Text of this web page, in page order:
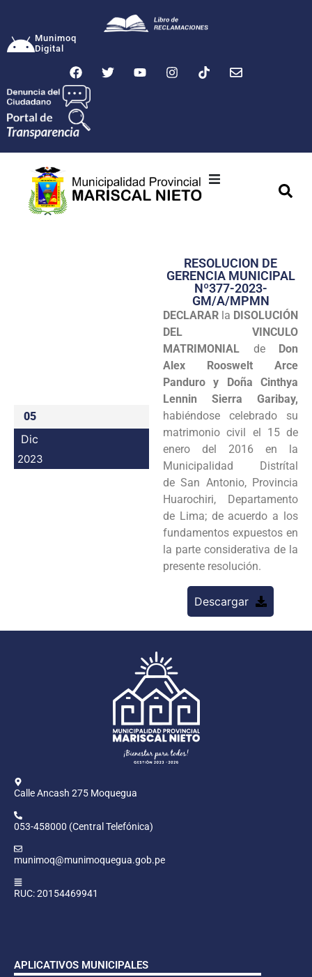
Munimoq
Digital
Transparencia
Seguridad
Programas
Intranet
05
Dic
2023
RESOLUCION DE
GERENCIA MUNICIPAL
Nº377-2023-
GM/A/MPMN
DECLARAR la DISOLUCIÓN
DEL VINCULO
MATRIMONIAL de Don
Alex Rooswelt Arce
Panduro y Doña Cinthya
Lennin Sierra Garibay,
habiéndose celebrado su
matrimonio civil el 15 de
enero del 2016 en la
Municipalidad Distrítal
de San Antonio, Provincia
Huarochiri, Departamento
de Lima; de acuerdo a los
fundamentos expuestos en
la parte considerativa de la
presente resolución.
Descargar
Calle Ancash 275 Moquegua
053-458000 (Central Telefónica)
munimoq@munimoquegua.gob.pe
RUC: 20154469941
APLICATIVOS MUNICIPALES